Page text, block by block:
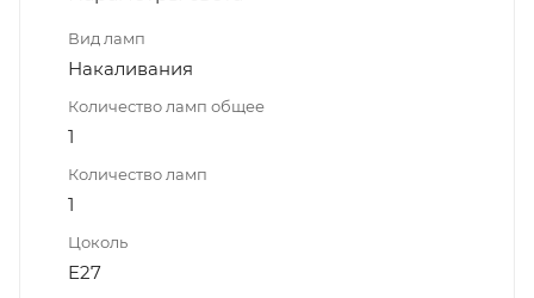
Вид ламп
Накаливания
Количество ламп общее
1
Количество ламп
1
Цоколь
E27